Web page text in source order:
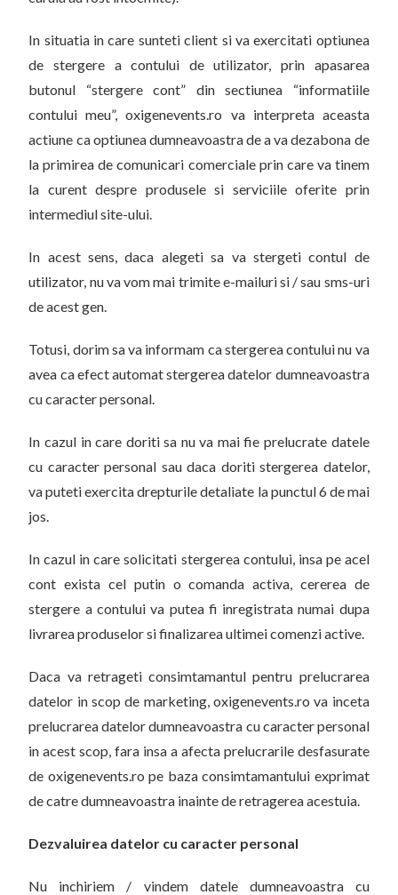
In situatia in care sunteti client si va exercitati optiunea
de stergere a contului de utilizator, prin apasarea
butonul “stergere cont” din sectiunea “informatiile
contului meu”, oxigenevents.ro va interpreta aceasta
actiune ca optiunea dumneavoastra de a va dezabona de
la primirea de comunicari comerciale prin care va tinem
la curent despre produsele si serviciile oferite prin
intermediul site-ului.
In acest sens, daca alegeti sa va stergeti contul de
utilizator, nu va vom mai trimite e-mailuri si / sau sms-uri
de acest gen.
Totusi, dorim sa va informam ca stergerea contului nu va
avea ca efect automat stergerea datelor dumneavoastra
cu caracter personal.
In cazul in care doriti sa nu va mai fie prelucrate datele
cu caracter personal sau daca doriti stergerea datelor,
va puteti exercita drepturile detaliate la punctul 6 de mai
jos.
In cazul in care solicitati stergerea contului, insa pe acel
cont exista cel putin o comanda activa, cererea de
stergere a contului va putea fi inregistrata numai dupa
livrarea produselor si finalizarea ultimei comenzi active.
Daca va retrageti consimtamantul pentru prelucrarea
datelor in scop de marketing, oxigenevents.ro va inceta
prelucrarea datelor dumneavoastra cu caracter personal
in acest scop, fara insa a afecta prelucrarile desfasurate
de oxigenevents.ro pe baza consimtamantului exprimat
de catre dumneavoastra inainte de retragerea acestuia.
Dezvaluirea datelor cu caracter personal
Nu inchiriem / vindem datele dumneavoastra cu